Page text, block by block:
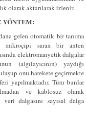
olarak aktarılarak izlenir.
YÖNTEM:
gelen otomatik bir tanıma
saran bir anten
elektromanyetik dalgalar
(algılayıcının) yaydığı
onu harekete geçirmekte
yapılmaktadır. Tüm bunlar
ve kablosuz olarak
veri dalgasını sayısal dalga